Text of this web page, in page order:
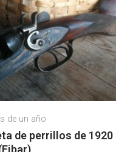
V.
de un año
de perrillos de 1920